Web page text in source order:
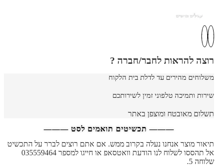
רוצה להראות לחבר/חברה ?
משלוחים מהירים עד לדלת בית הלקוח
שירות ותמיכה טלפוני זמין לשירותכם
תשלום מאובטח ומוצפן באתר
——— תכשיטים תואמים לסט ———
תיאור מוצר אנחנו נעלה בקרוב ממש. אם אתם רוצים לברר על התכשיט
אל תהססו לשלוח לנו הודעת וואטסאפ או חייגו למספר 035559464
שלוחה 5.